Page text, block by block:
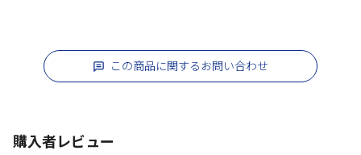
この商品に関するお問い合わせ
購入者レビュー